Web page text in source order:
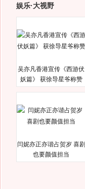
娱乐·大视野
吴亦凡香港宣传《西游伏
妖篇》 获徐导星爷称赞
闫妮亦正亦谐占贺岁 喜剧
也要颜值担当